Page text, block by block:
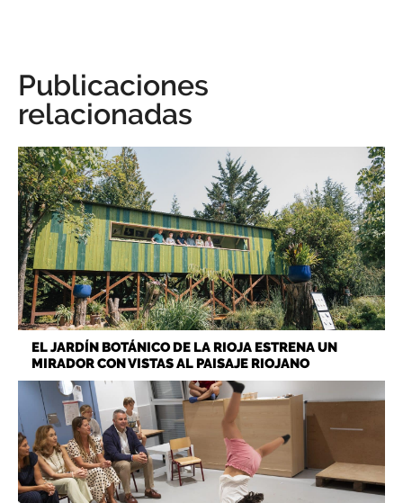
Publicaciones
relacionadas
EL JARDÍN BOTÁNICO DE LA RIOJA ESTRENA UN
MIRADOR CON VISTAS AL PAISAJE RIOJANO